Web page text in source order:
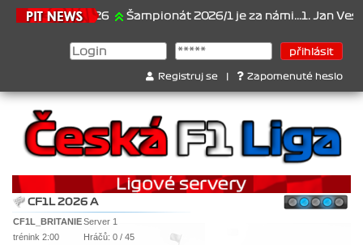
21.6.2026 Šampionát 2026/1 je za námi...1. Jan Veselý , 2.
Registruj se Zapomenuté heslo
CF1L 2026 A
CF1L_BRITANIEServer 1
trénink 2:00
Hráčů: 0 / 45